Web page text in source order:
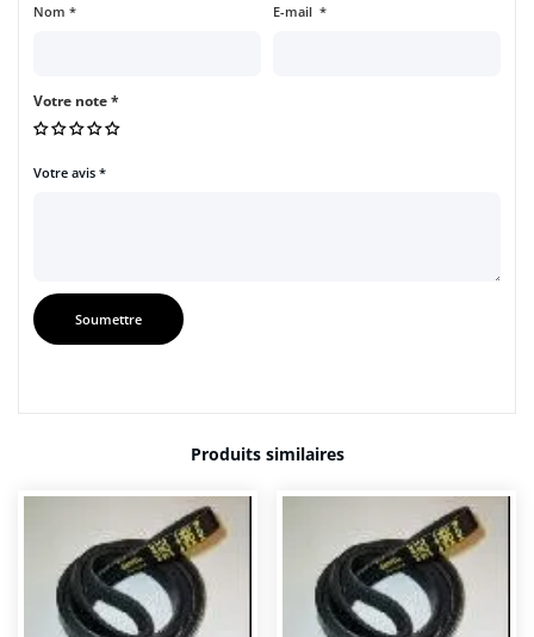
Nom * E-mail *
Votre note*
Votre avis *
Produits similaires